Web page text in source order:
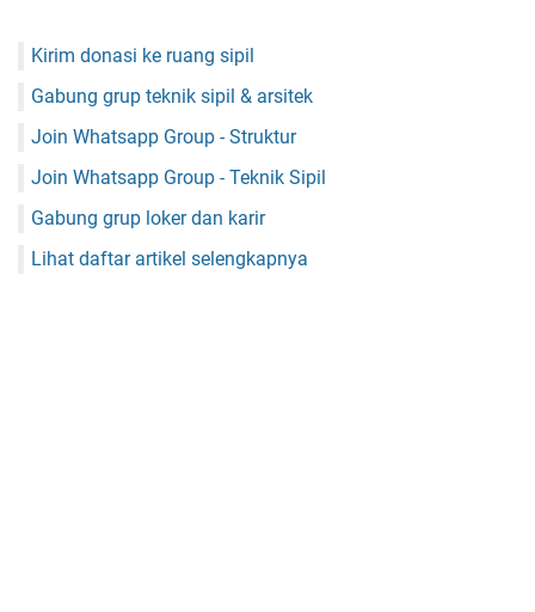
Kirim donasi ke ruang sipil
Gabung grup teknik sipil & arsitek
Join Whatsapp Group - Struktur
Join Whatsapp Group - Teknik Sipil
Gabung grup loker dan karir
Lihat daftar artikel selengkapnya